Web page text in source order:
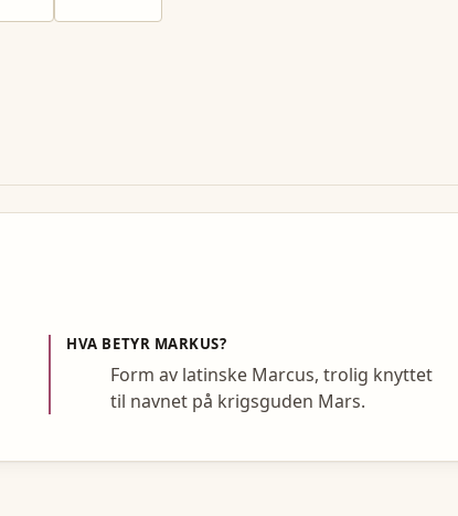
HVA BETYR MARKUS?
Form av latinske Marcus, trolig knyttet
til navnet på krigsguden Mars.